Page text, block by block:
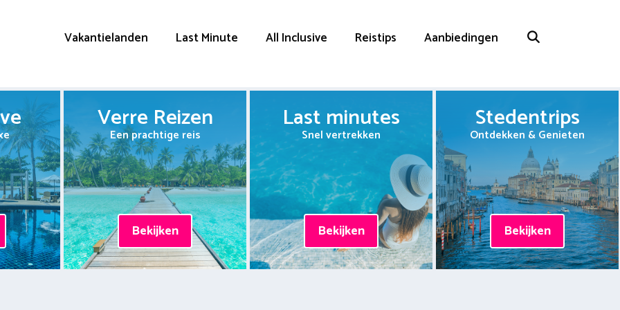
Vakantielanden Last Minute All Inclusive Reistips Aanbiedingen
Verre Reizen
Een prachtige reis
Bekijken
Last minutes
Snel vertrekken
Bekijken
Stedentrips
Ontdekken & Genieten
Bekijken